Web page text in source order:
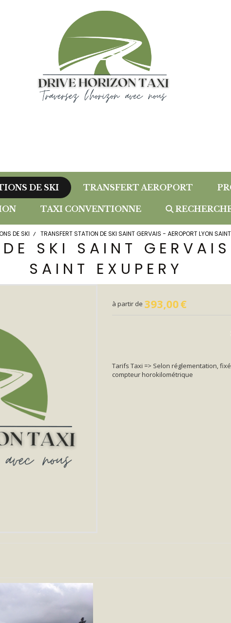
DE SKI TRANSFERT AEROPORT
TAXI CONVENTIONNE
DE SKI TRANSFERT STATION DE SKI SAINT GERVAIS - AEROPORT LYON SAINT
SKI SAINT
SAINT EXUPERY
à partir de 393,00€
Tarifs Taxi => Selon réglementation,
compteur horokilométrique